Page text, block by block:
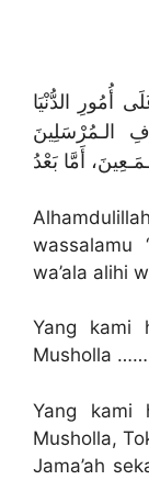
أُمُورِ الدُّنْيَا
الـمُرْسَلِينَ
أَمَّا بَعْدُ
wassalamu
wa’ala alihi
Yang kami
Musholla
Yang kami
Musholla,
Jama’ah